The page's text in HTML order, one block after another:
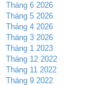
Tháng 6 2026
Tháng 5 2026
Tháng 4 2026
Tháng 3 2026
Tháng 1 2023
Tháng 12 2022
Tháng 11 2022
Tháng 9 2022